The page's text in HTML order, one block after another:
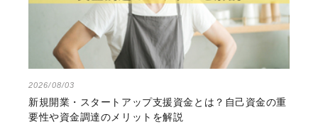
2026/08/03
新規開業・スタートアップ支援資金とは？自己資金の重
要性や資金調達のメリットを解説